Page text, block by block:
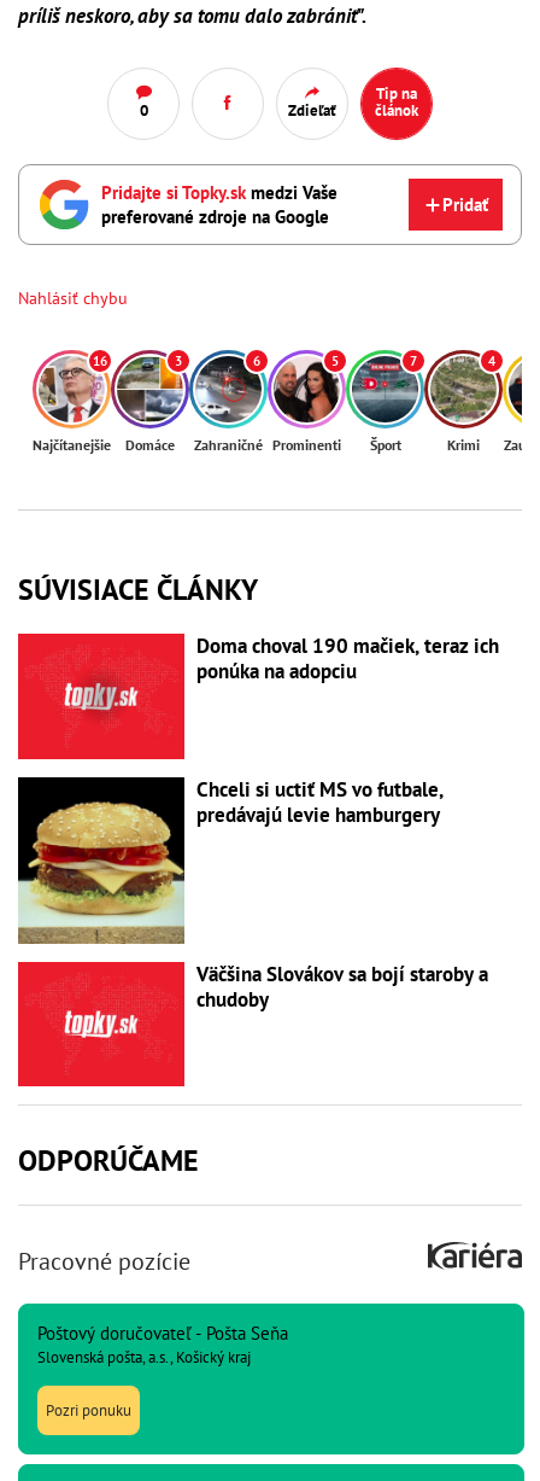
príliš neskoro, aby sa tomu dalo zabrániť".
0 Zdieľať
Tip na
článok
Pridajte si Topky.sk medzi Vaše
preferované zdroje na Google
Pridať
Nahlásiť chybu
16
Najčítanejšie
3
Domáce
6
Zahraničné
5
Prominenti
7
Šport
4
Krimi
SÚVISIACE ČLÁNKY
Doma choval 190 mačiek, teraz ich
ponúka na adopciu
Chceli si uctiť MS vo futbale,
predávajú levie hamburgery
Väčšina Slovákov sa bojí staroby a
chudoby
ODPORÚČAME
Pracovné pozície
Poštový doručovateľ - Pošta Seňa
Slovenská pošta, a.s., Košický kraj
Pozri ponuku